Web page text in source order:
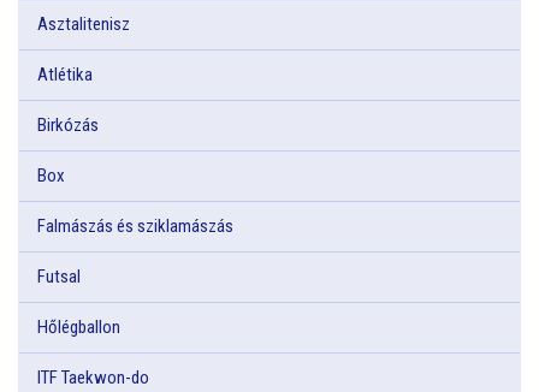
Asztalitenisz
Atlétika
Birkózás
Box
Falmászás és sziklamászás
Futsal
Hőlégballon
ITF Taekwon-do